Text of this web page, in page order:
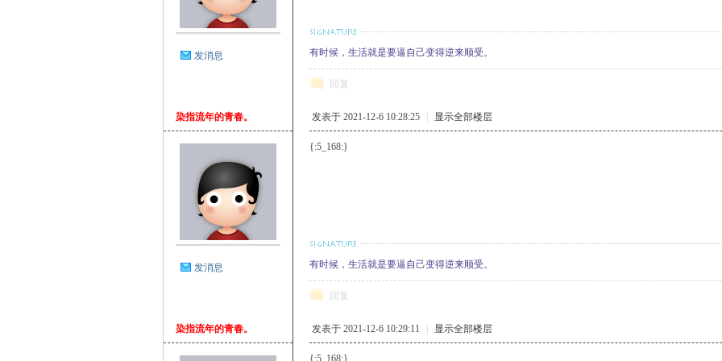
发消息 有时候，生活就是要逼自己变得逆来顺受。
回复
染指流年的青春。
发消息
发表于 2021-12-6 10:28:25 显示全部楼层
{:5_168:}
有时候，生活就是要逼自己变得逆来顺受。
回复
染指流年的青春。 发表于 2021-12-6 10:29:11 显示全部楼层
{:5_168:}